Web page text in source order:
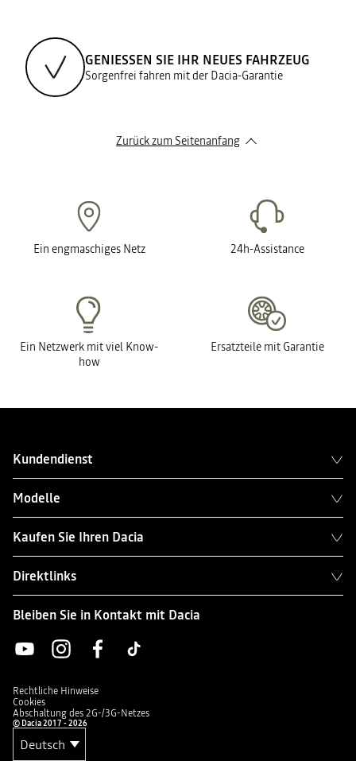
GENIESSEN SIE IHR NEUES FAHRZEUG
Sorgenfrei fahren mit der Dacia-Garantie
Zurück zum Seitenanfang
Ein engmaschiges Netz 24h-Assistance
Ein Netzwerk mit viel Know-
how
Ersatzteile mit Garantie
Kundendienst
Modelle
Kaufen Sie Ihren Dacia
Direktlinks
Bleiben Sie in Kontakt mit Dacia
Rechtliche Hinweise
Cookies
Abschaltung des 2G-/3G-Netzes
© Dacia 2017 - 2026